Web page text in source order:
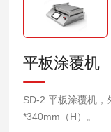
平板涂覆机
SD-2 平板涂覆机，
*340mm（H）。